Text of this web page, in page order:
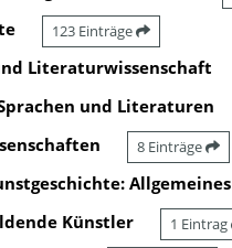
123 Einträge
Literaturwissenschaft
und Literaturen
8 Einträge
Allgemeines
Künstler 1 Eintrag